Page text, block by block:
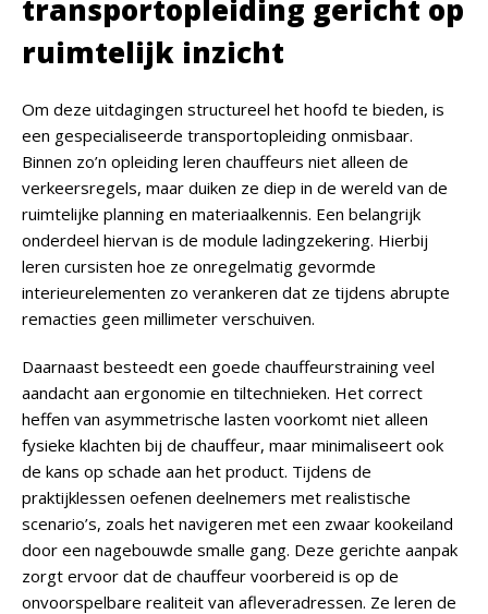
transportopleiding gericht op
ruimtelijk inzicht
Om deze uitdagingen structureel het hoofd te bieden, is
een gespecialiseerde transportopleiding onmisbaar.
Binnen zo’n opleiding leren chauffeurs niet alleen de
verkeersregels, maar duiken ze diep in de wereld van de
ruimtelijke planning en materiaalkennis. Een belangrijk
onderdeel hiervan is de module ladingzekering. Hierbij
leren cursisten hoe ze onregelmatig gevormde
interieurelementen zo verankeren dat ze tijdens abrupte
remacties geen millimeter verschuiven.
Daarnaast besteedt een goede chauffeurstraining veel
aandacht aan ergonomie en tiltechnieken. Het correct
heffen van asymmetrische lasten voorkomt niet alleen
fysieke klachten bij de chauffeur, maar minimaliseert ook
de kans op schade aan het product. Tijdens de
praktijklessen oefenen deelnemers met realistische
scenario’s, zoals het navigeren met een zwaar kookeiland
door een nagebouwde smalle gang. Deze gerichte aanpak
zorgt ervoor dat de chauffeur voorbereid is op de
onvoorspelbare realiteit van afleveradressen. Ze leren de